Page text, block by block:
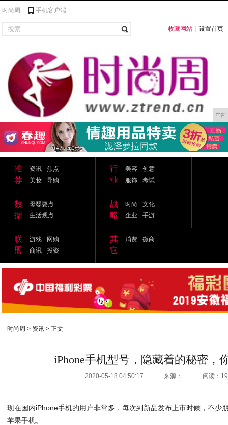
时尚周 手机客户端
收藏网站 设置首页
广告
推
荐
资讯
焦点
美妆
导购
行
业
美容
创意
服饰
考试
数
据
母婴要点
生活观点
战
略
时尚
文化
企业
手游
联
盟
游戏
网购
商讯
投资
其
它
消费 微商
时尚周 > 资讯 > 正文
iPhone手机型号，隐藏着的秘密，
2020-05-18 04:50:17 来源： 阅读：
现在国内iPhone手机的用户非常多，每次到新品发布上市时候，不少
苹果手机。